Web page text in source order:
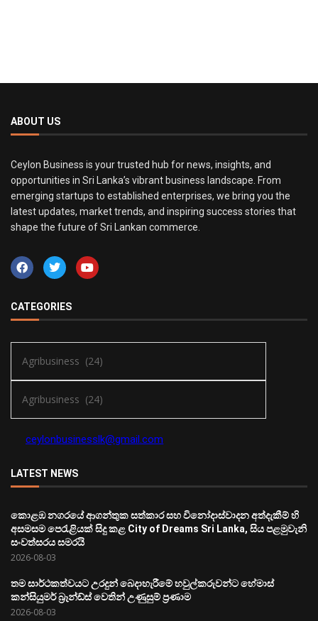
ABOUT US
Ceylon Business is your trusted hub for news, insights, and
opportunities in Sri Lanka’s vibrant business landscape. From
emerging startups to established enterprises, we bring you the
latest updates, market trends, and inspiring success stories that
shape the future of Sri Lankan commerce.
CATEGORIES
ceylonbusinesslk@gmail.com
LATEST NEWS
කොළඹ නගරයේ ආගන්තුක සත්කාර සහ විනෝදාස්වාදන අත්දැකීම් හි
අසමසම පෙරැළියක් සිදු කළ City of Dreams Sri Lanka, සිය පළමුවැනි
සංවත්සරය සමරයි
2026-08-03
තම සාර්ථකත්වයට උරදුන් බෙදාහැරීමේ හවුල්කරුවන්ට හේමාස්
කන්සියුමර් බ්‍රෑන්ඩ්ස් වෙතින් උණුසුම් ප්‍රණාම
2026-08-03